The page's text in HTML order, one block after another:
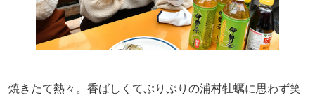
焼きたて熱々。香ばしくてぷりぷりの浦村牡蠣に思わず笑